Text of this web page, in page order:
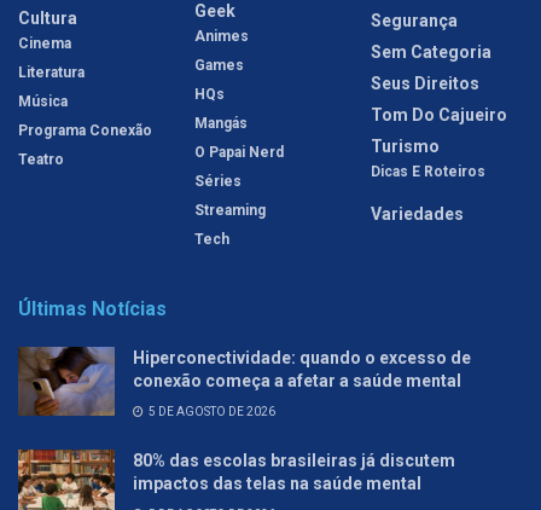
Cultura
Cinema
Literatura
Música
Programa Conexão
Teatro
Geek
Animes
Games
HQs
Mangás
O Papai Nerd
Séries
Streaming
Tech
Segurança
Sem Categoria
Seus Direitos
Tom Do Cajueiro
Turismo
Dicas E Roteiros
Variedades
Últimas Notícias
Hiperconectividade: quando o excesso de
conexão começa a afetar a saúde mental
5 DE AGOSTO DE 2026
80% das escolas brasileiras já discutem
impactos das telas na saúde mental